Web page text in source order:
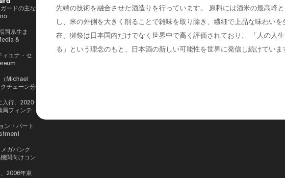
て5期目当
回衆院選
目当選
年4月
・財務省)
年6月 外務
2000年7月
券取引等監
年6月
課長 2002
閣府出向(特
) 2005年7
主計局主査
長。
悠輔の聞か
walk」
など。
ある人物の
の表紙を飾
「30
マー・テ
複数回選出
高い評価を
年8月に
34ミッシ
712人目の
へ渡航しま
は、テクノ
、慈善活
宙探査に及
包摂とスマ
及を目指し
Output
としてカ
導していま
野のリーダ
のゲーマー
者にデジタ
ることを使
により、新
and-Earn
・メタバー
より公平な
現を目指し
年に
リアをスタ
年には香
無料ウェブ
ルサービス
Kong
を設立し
多言語対
サービ
評価された
した。2009
セージン
、その後
憬をモチー
大学/東京
本国際博
）テーマ事
真集「質量
）」
of
2021)」な
栄
受
40
、
優秀賞、
アート部門
数。
ードの主な
導入戦略を
の統合およ
もに、
括的かつ
ための迅速
ることで
以前は、
ナビア諸国
たり、プ
ビスおよび
本市場、デ
イベートバ
ング・イン
野に注力し
岡県生ま
&
ァウンダ
開発や、ア
また予防医
医療を啓蒙
動する。
ン『堀江貴
校
名近い会員
ェクトを展
著
ダに使
Ｔ ｖｓ．
人たち』
のニッポ
予測大全』
ィエナ・セ
平洋
るHead of
おり、エン
導入推進を
システムの
す。 キャ
界からスタ
、
などで
Ethereum
、
チェーン部
し、JPM
など
Michael
チェーン分
イザリー会
の創業者
Supercycle
のCEO兼
）を務めて
ビットコイ
のアルゴリ
ファンドで
値でビット
でより多く
仮説を掲げ
入行。2020
局フィンテ
〜2025
ー長、デジ
長。2025
職。2025年
経済学研
。 訳書に
ックチェー
技術』
ン・パート
800億円の
米・アジア
プ出資と事
。MUIP参
Global
ガバンク
関向けコン
を経
ョン事業に
2006年東
先端の技術を融合させた酒造りを行っています。 原料には酒米の最高峰
し、米の外側を大きく削ることで雑味を取り除き、繊細で上品な味わい
在、獺祭は日本国内だけでなく世界中で高く評価されており、 「人の人
る」という理念のもと、日本酒の新しい可能性を世界に発信し続けていま